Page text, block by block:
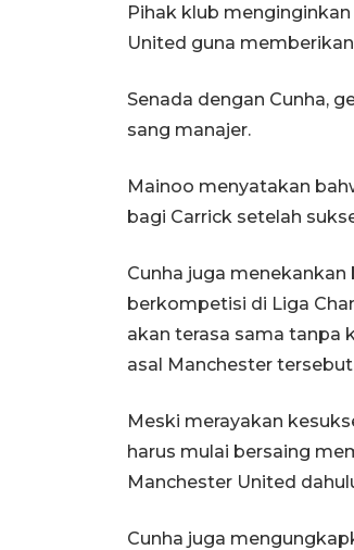
Pihak klub
United guna
Senada dengan Cunha,
sang manajer.
Mainoo menyatakan
bagi Carrick setelah
Cunha juga
berkompetisi di Liga
akan terasa sama tanpa
asal Manchester
Meski merayakan
harus mulai bersaing
Manchester United
Cunha juga